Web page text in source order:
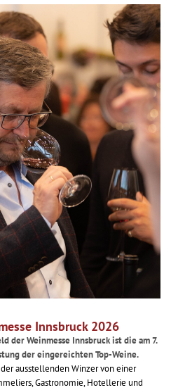
Innsbruck 2026
der Weinmesse Innsbruck ist die am 7.
der eingereichten Top-Weine.
ausstellenden Winzer von einer
Gastronomie, Hotellerie und